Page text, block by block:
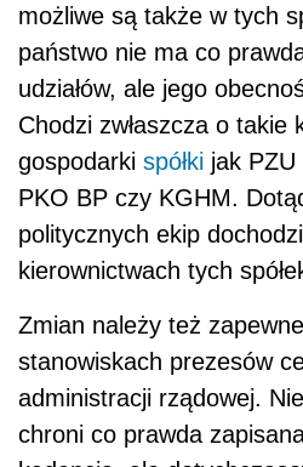
możliwe są także w tych
państwo nie ma co
udziałów, ale jego
Chodzi zwłaszcza o takie
gospodarki spółki jak
PKO BP czy KGHM.
politycznych ekip
kierownictwach tych
Zmian należy też
stanowiskach prezesów
administracji rządowej.
chroni co prawda